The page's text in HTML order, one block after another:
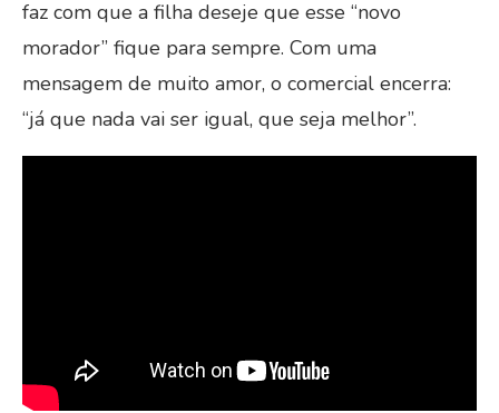
faz com que a filha deseje que esse “novo
morador” fique para sempre. Com uma
mensagem de muito amor, o comercial encerra:
“já que nada vai ser igual, que seja melhor”.